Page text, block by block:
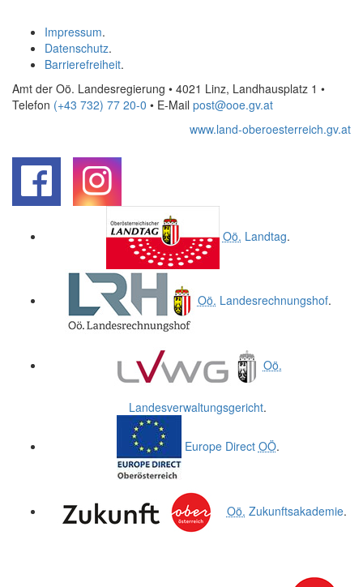
Impressum.
Datenschutz.
Barrierefreiheit.
Amt der Oö. Landesregierung • 4021 Linz, Landhausplatz 1 •
Telefon (+43 732) 77 20-0 • E-Mail post@ooe.gv.at
www.land-oberoesterreich.gv.at
Oö. Landtag.
Oö. Landesrechnungshof.
Oö.
Landesverwaltungsgericht.
Europe Direct OÖ.
Oö. Zukunftsakademie.